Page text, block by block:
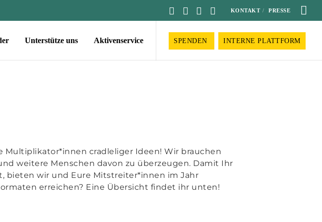
KONTAKT PRESSE
SPENDEN INTERNE PLATTFORM
Unterstütze uns Aktivenservice
Multiplikator*innen cradleliger Ideen! Wir brauchen
weitere Menschen davon zu überzeugen. Damit Ihr
bieten wir und Eure Mitstreiter*innen im Jahr
erreichen? Eine Übersicht findet ihr unten!